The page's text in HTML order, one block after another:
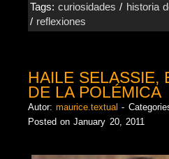
Tags:curiosidades / historia
/ reflexiones
HAILE SELASSIE,
DE LA POLÉMICA
Autor:maurice.textual -
Posted on January 20, 2011